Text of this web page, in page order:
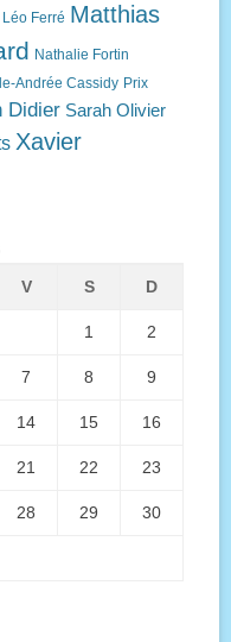
Léo Ferré Matthias
Nathalie Fortin
Andrée Cassidy Prix
Didier Sarah Olivier
Xavier
V S D
1 2
7 8 9
14 15 16
21 22 23
28 29 30